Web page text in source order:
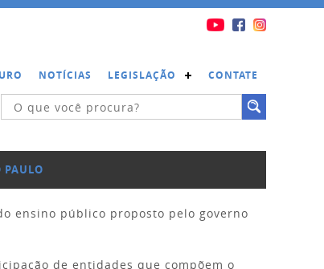
NOTÍCIAS LEGISLAÇÃO CONTATE
PAULO
ensino público proposto pelo governo
de entidades que compõem o